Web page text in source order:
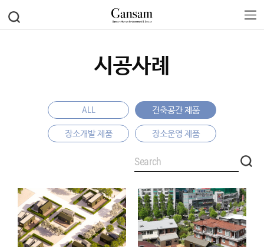
시공사례
ALL 건축공간 제품
장소개발 제품 장소운영 제품